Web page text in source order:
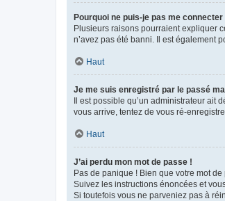
Pourquoi ne puis-je pas me connecter
Plusieurs raisons pourraient expliquer
n’avez pas été banni. Il est également
Haut
Je me suis enregistré par le passé
Il est possible qu’un administrateur ait
vous arrive, tentez de vous ré-
Haut
J’ai perdu mon mot de passe !
Pas de panique ! Bien que votre mot
Suivez les instructions énoncées et
Si toutefois vous ne parveniez pas à